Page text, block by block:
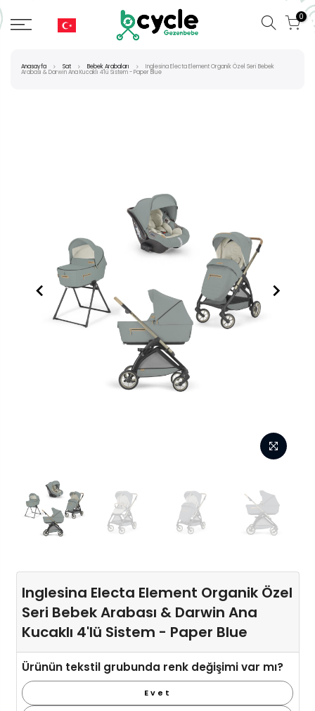
0
Anasayfa Sat Bebek Arabaları Inglesina Electa Element Organik Özel Seri Bebek
Arabası & Darwin Ana Kucaklı 4'lü Sistem - Paper Blue
Inglesina Electa Element Organik Özel
Seri Bebek Arabası & Darwin Ana
Kucaklı 4'lü Sistem - Paper Blue
Ürünün tekstil grubunda renk değişimi var mı?
Evet